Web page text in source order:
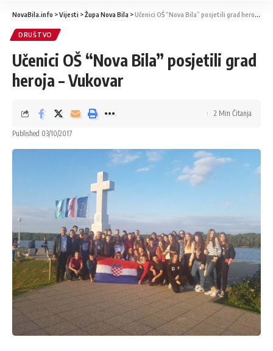
NovaBila.info >Vijesti >Župa Nova Bila >Učenici OŠ “Nova Bila” posjetili grad heroja – Vukovar
DRUŠTVO
Učenici OŠ “Nova Bila” posjetili grad
heroja – Vukovar
Published 03/10/2017
2 Min Čitanja